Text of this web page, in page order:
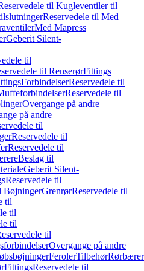
til Kugleventiler til
Reservedele til Med
Med Mapress
Geberit Silent-
til
til RenserørFittings
ForbindelserReservedele til
Reservedele til
Overgange på andre
på andre
til
Reservedele til
Reservedele til
Beslag til
Geberit Silent-
Reservedele til
BøjningerGrenrørReservedele til
til
til
til
til
Overgange på andre
FerolerTilbehør
FittingsReservedele til